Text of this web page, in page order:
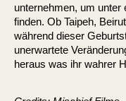
unternehmen, um
finden. Ob Taipeh,
während dieser
unerwartete
heraus was ihr wahrer